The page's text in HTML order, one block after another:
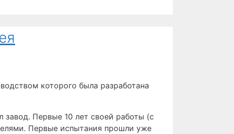
которого была разработана
завод. Первые 10 лет своей работы (с
Первые испытания прошли уже